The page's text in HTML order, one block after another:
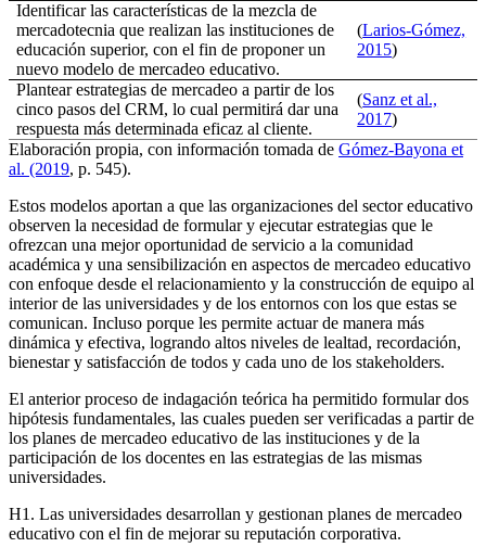
Identificar las características de la mezcla de
mercadotecnia que realizan las instituciones de
educación superior, con el fin de proponer un
nuevo modelo de mercadeo educativo.
(Larios-Gómez,
2015)
Plantear estrategias de mercadeo a partir de los
cinco pasos del CRM, lo cual permitirá dar una
respuesta más determinada eficaz al cliente.
(Sanz et al.,
2017)
Elaboración propia, con información tomada de Gómez-Bayona et
al. (2019, p. 545).
Estos modelos aportan a que las organizaciones del sector educativo
observen la necesidad de formular y ejecutar estrategias que le
ofrezcan una mejor oportunidad de servicio a la comunidad
académica y una sensibilización en aspectos de mercadeo educativo
con enfoque desde el relacionamiento y la construcción de equipo al
interior de las universidades y de los entornos con los que estas se
comunican. Incluso porque les permite actuar de manera más
dinámica y efectiva, logrando altos niveles de lealtad, recordación,
bienestar y satisfacción de todos y cada uno de los stakeholders.
El anterior proceso de indagación teórica ha permitido formular dos
hipótesis fundamentales, las cuales pueden ser verificadas a partir de
los planes de mercadeo educativo de las instituciones y de la
participación de los docentes en las estrategias de las mismas
universidades.
H1. Las universidades desarrollan y gestionan planes de mercadeo
educativo con el fin de mejorar su reputación corporativa.